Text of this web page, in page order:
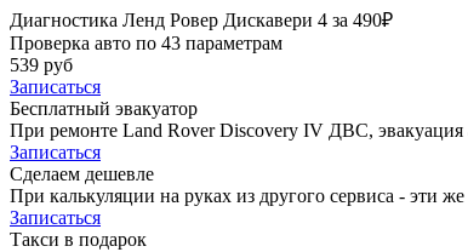
Диагностика Ленд Ровер Дискавери 4 за 490₽
Проверка авто по 43 параметрам
539 руб
Записаться
Бесплатный эвакуатор
При ремонте Land Rover Discovery IV ДВС,
Записаться
Сделаем дешевле
При калькуляции на руках из другого сервиса - эти
Записаться
Такси в подарок